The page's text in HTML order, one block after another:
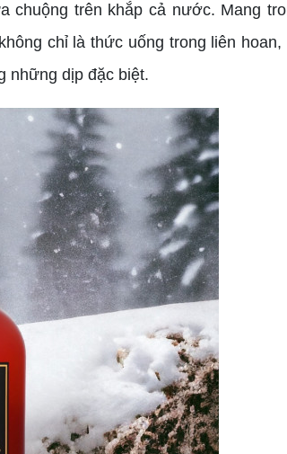
chuộng trên khắp cả nước. Mang
chỉ là thức uống trong liên hoan,
những dịp đặc biệt.